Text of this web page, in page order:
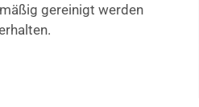
gereinigt werden